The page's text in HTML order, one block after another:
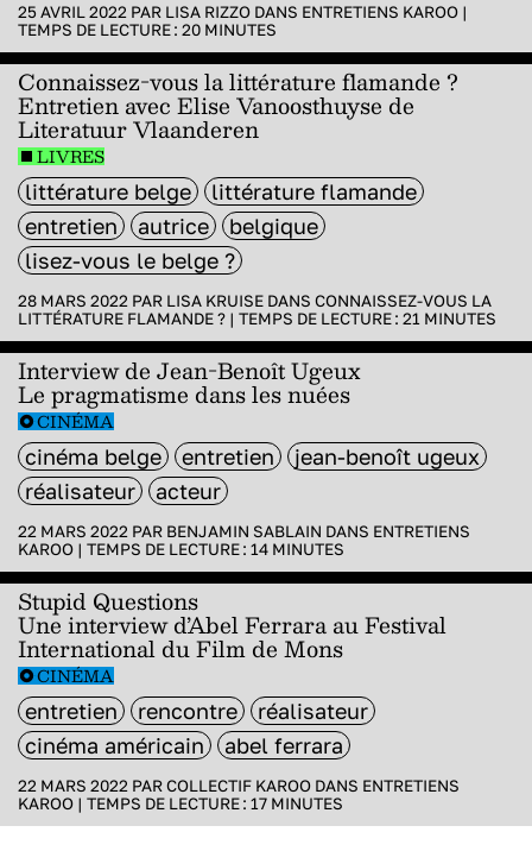
25 AVRIL 2022 PAR LISA RIZZO DANS ENTRETIENS KAROO |
TEMPS DE LECTURE : 20 MINUTES
Connaissez-vous la littérature flamande ?
Entretien avec Elise Vanoosthuyse de
Literatuur Vlaanderen
LIVRES
littérature belge
littérature flamande
entretien
autrice
belgique
lisez-vous le belge ?
28 MARS 2022 PAR LISA KRUISE DANS CONNAISSEZ-VOUS LA
LITTÉRATURE FLAMANDE ? | TEMPS DE LECTURE : 21 MINUTES
Interview de Jean-Benoît Ugeux
Le pragmatisme dans les nuées
CINÉMA
cinéma belge entretien
jean-benoît ugeux
réalisateur
acteur
22 MARS 2022 PAR BENJAMIN SABLAIN DANS ENTRETIENS
KAROO | TEMPS DE LECTURE : 14 MINUTES
Stupid Questions
Une interview d’Abel Ferrara au Festival
International du Film de Mons
CINÉMA
entretien rencontre
réalisateur
cinéma américain
abel ferrara
22 MARS 2022 PARCOLLECTIF KAROO DANS ENTRETIENS
KAROO | TEMPS DE LECTURE : 17 MINUTES